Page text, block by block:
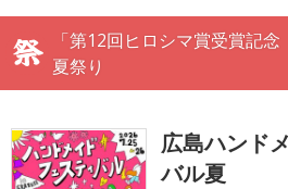
「第12回ヒロシマ賞受賞記
夏祭り
広島ハンド
バル夏